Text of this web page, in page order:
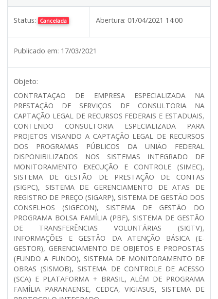
Status: Cancelada Abertura: 01/04/2021 14:00
Publicado em: 17/03/2021
Objeto:
CONTRATAÇÃO DE EMPRESA ESPECIALIZADA NA
PRESTAÇÃO DE SERVIÇOS DE CONSULTORIA NA
CAPTAÇÃO LEGAL DE RECURSOS FEDERAIS E ESTADUAIS,
CONTENDO CONSULTORIA ESPECIALIZADA PARA
PROJETOS VISANDO A CAPTAÇÃO LEGAL DE RECURSOS
DOS PROGRAMAS PÚBLICOS DA UNIÃO FEDERAL
DISPONIBILIZADOS NOS SISTEMAS INTEGRADO DE
MONITORAMENTO EXECUÇÃO E CONTROLE (SIMEC),
SISTEMA DE GESTÃO DE PRESTAÇÃO DE CONTAS
(SIGPC), SISTEMA DE GERENCIAMENTO DE ATAS DE
REGISTRO DE PREÇO (SIGARP), SISTEMA DE GESTÃO DOS
CONSELHOS (SIGECON), SISTEMA DE GESTÃO DO
PROGRAMA BOLSA FAMÍLIA (PBF), SISTEMA DE GESTÃO
DE TRANSFERÊNCIAS VOLUNTÁRIAS (SIGTV),
INFORMAÇÕES E GESTÃO DA ATENÇÃO BÁSICA (E-
GESTOR), GERENCIAMENTO DE OBJETOS E PROPOSTAS
(FUNDO A FUNDO), SISTEMA DE MONITORAMENTO DE
OBRAS (SISMOB), SISTEMA DE CONTROLE DE ACESSO
(SCA) E PLATAFORMA + BRASIL, ALÉM DE PROGRAMA
FAMÍLIA PARANAENSE, CEDCA, VIGIASUS, SISTEMA DE